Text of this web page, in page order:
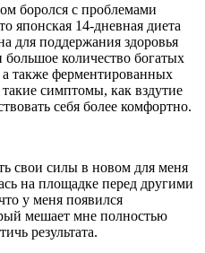
боролся с проблемами
японская 14-дневная диета
для поддержания здоровья
количество богатых
также ферментированных
симптомы, как вздутие
себя более комфортно.
свои силы в новом для меня
на площадке перед другими
у меня появился
мешает мне полностью
результата.